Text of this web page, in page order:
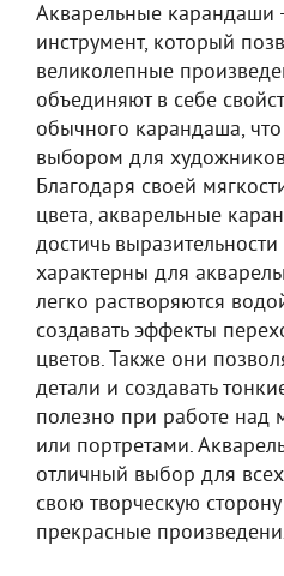
Акварельные карандаши
инструмент, который
великолепные
объединяют в себе
обычного карандаша,
выбором для
Благодаря своей
цвета, акварельные
достичь
характерны для
легко растворяются
создавать эффекты
цветов. Также они
детали и создавать
полезно при работе над
или портретами.
отличный выбор для
свою творческую
прекрасные